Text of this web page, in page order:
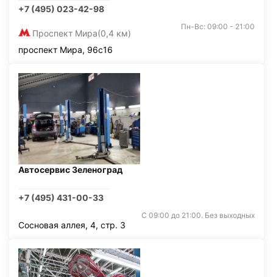
+7 (495) 023-42-98
Проспект Мира(0,4 км)
Пн-Вс: 09:00 - 21:00
проспект Мира, 96с16
Автосервис Зеленоград
+7 (495) 431-00-33
С 09:00 до 21:00. Без выходных
Сосновая аллея, 4, стр. 3